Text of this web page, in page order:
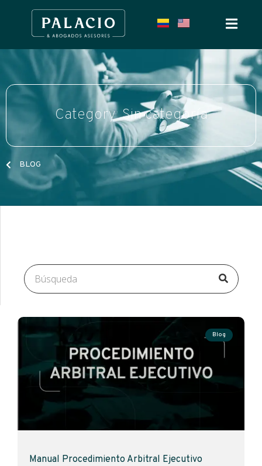
Category: Sin categoría
BLOG
Blog
Manual Procedimiento Arbitral Ejecutivo